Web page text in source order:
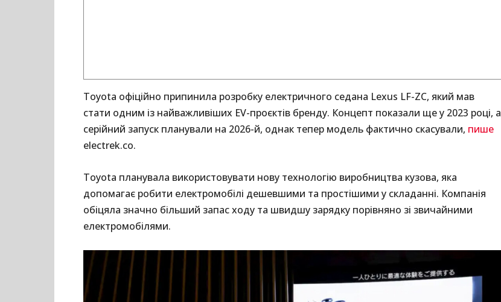
Toyota офіційно припинила розробку електричного седана Lexus LF-ZC, який мав
стати одним із найважливіших EV-проєктів бренду. Концепт показали ще у 2023 році, а
серійний запуск планували на 2026-й, однак тепер модель фактично скасували, пише
electrek.co.
Toyota планувала використовувати нову технологію виробництва кузова, яка
допомагає робити електромобілі дешевшими та простішими у складанні. Компанія
обіцяла значно більший запас ходу та швидшу зарядку порівняно зі звичайними
електромобілями.